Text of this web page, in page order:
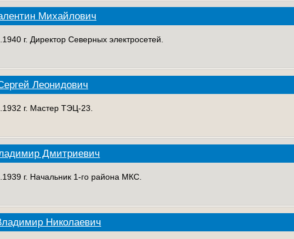
Михайлович
г. Директор Северных электросетей.
Леонидович
г. Мастер ТЭЦ-23.
Дмитриевич
г. Начальник 1-го района МКС.
Николаевич